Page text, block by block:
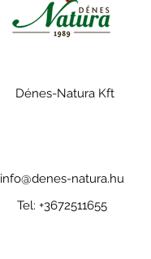
Dénes-Natura Kft
info@denes-natura.hu
Tel: +3672511655